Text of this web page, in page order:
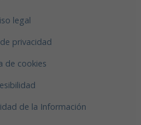
legal
privacidad
de cookies
de la Información